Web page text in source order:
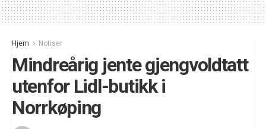
Hjem Notiser
Mindreårig jente gjengvoldtatt
utenfor Lidl-butikk i
Norrkøping